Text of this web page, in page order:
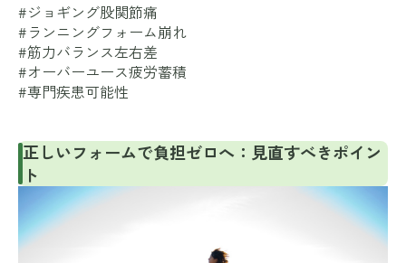
#ジョギング股関節痛
#ランニングフォーム崩れ
#筋力バランス左右差
#オーバーユース疲労蓄積
#専門疾患可能性
正しいフォームで負担ゼロへ：見直すべきポイン
ト